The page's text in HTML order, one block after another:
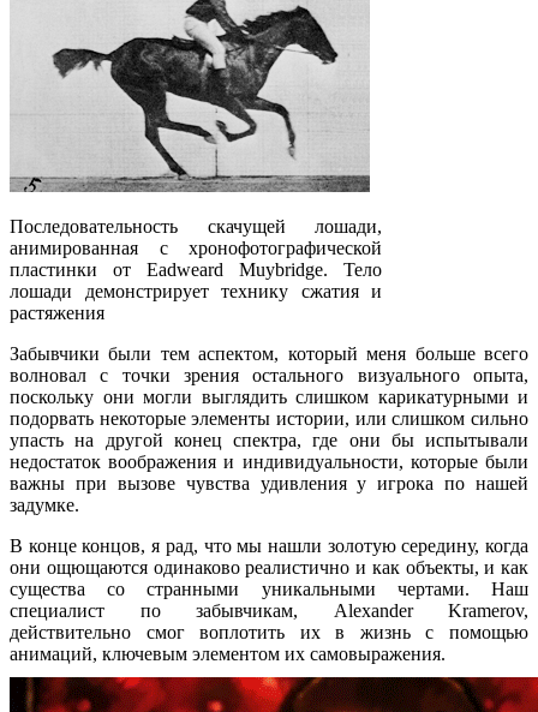
Последовательность скачущей лошади,
анимированная с хронофотографической
пластинки от Eadweard Muybridge. Тело
лошади демонстрирует технику сжатия и
растяжения
Забывчики были тем аспектом, который меня больше всего
волновал с точки зрения остального визуального опыта,
поскольку они могли выглядить слишком карикатурными и
подорвать некоторые элементы истории, или слишком сильно
упасть на другой конец спектра, где они бы испытывали
недостаток воображения и индивидуальности, которые были
важны при вызове чувства удивления у игрока по нашей
задумке.
В конце концов, я рад, что мы нашли золотую середину, когда
они ощющаются одинаково реалистично и как объекты, и как
существа со странными уникальными чертами. Наш
специалист по забывчикам, Alexander Kramerov,
действительно смог воплотить их в жизнь с помощью
анимаций, ключевым элементом их самовыражения.